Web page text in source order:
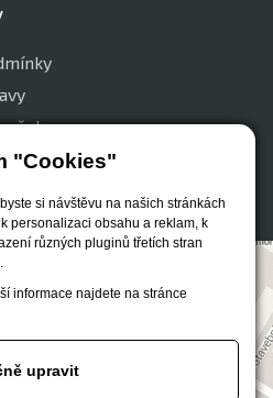
"Cookies"
si návštěvu na našich stránkách
personalizaci obsahu a reklam, k
různých pluginů třetích stran
informace najdete na stránce
upravit